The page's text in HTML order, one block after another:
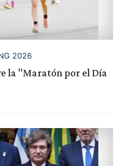
2026
la "Maratón por el Día